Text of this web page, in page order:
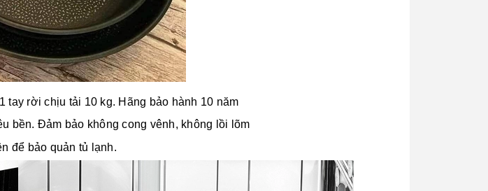
tay rời chịu tải 10 kg. Hãng bảo hành 10 năm
bền. Đảm bảo không cong vênh, không lồi lõm
để bảo quản tủ lạnh.